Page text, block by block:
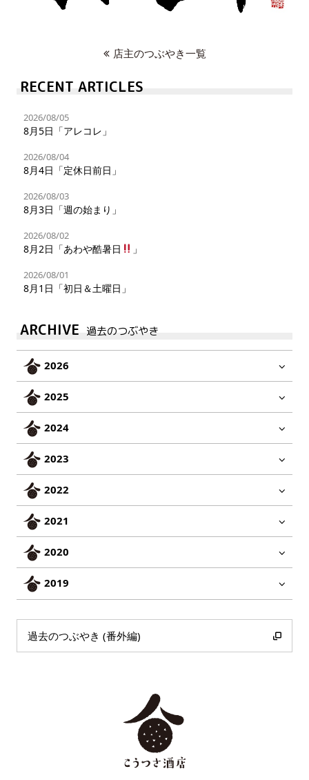
店主のつぶやき一覧
RECENT ARTICLES
2026/08/05
8月5日「アレコレ」
2026/08/04
8月4日「定休日前日」
2026/08/03
8月3日「週の始まり」
2026/08/02
8月2日「あわや酷暑日 」
2026/08/01
8月1日「初日＆土曜日」
ARCHIVE 過去のつぶやき
2026
2025
2024
2023
2022
2021
2020
2019
過去のつぶやき (番外編)